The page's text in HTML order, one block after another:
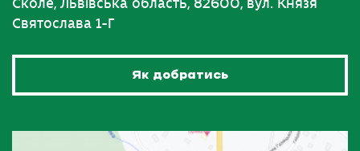
Сколе, Львівська область, 82600, вул. Князя
Святослава 1-Г
Як добратись